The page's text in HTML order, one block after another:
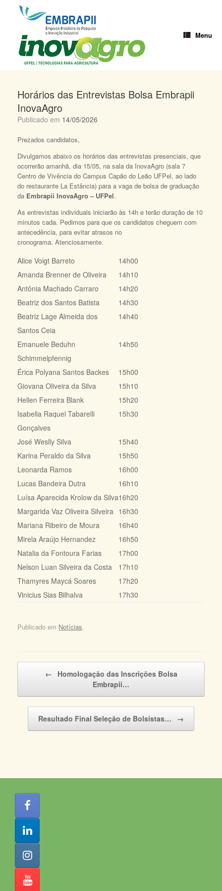
Menu
Horários das Entrevistas Bolsa Embrapii
InovaAgro
Publicado em 14/05/2026
Prezados candidatos,
Divulgamos abaixo os horários das entrevistas presenciais, que
ocorrerão amanhã, dia 15/05, na sala da InovaAgro (sala 7
Centro de Vivência do Campus Capão do Leão UFPel, ao lado
do restaurante La Estância) para a vaga de bolsa de graduação
da Embrapii InovaAgro – UFPel.
As entrevistas individuais iniciarão às 14h e terão duração de 10
minutos cada. Pedimos para que os candidatos cheguem com
antecedência, para evitar atrasos no
cronograma. Atenciosamente.
Alice Voigt Barreto
14h00
Amanda Brenner de Oliveira
14h10
Antônia Machado Carraro
14h20
Beatriz dos Santos Batista
14h30
Beatriz Lage Almeida dos
Santos Ceia
14h40
Emanuele Beduhn
Schimmelpfennig
14h50
Érica Polyana Santos Backes
15h00
Giovana Oliveira da Silva
15h10
Hellen Ferreira Blank
15h20
Isabella Raquel Tabarelli
Gonçalves
15h30
José Weslly Silva
15h40
Karina Peraldo da Silva
15h50
Leonarda Ramos
16h00
Lucas Bandeira Dutra
16h10
Luísa Aparecida Krolow da Silva16h20
Margarida Vaz Oliveira Silveira 16h30
Mariana Ribeiro de Moura
16h40
Mirela Araújo Hernandez
16h50
Natalia da Fontoura Farias
17h00
Nelson Luan Silveira da Costa
17h10
Thamyres Maycá Soares
17h20
Vinicius Sias Bilhalva
17h30
Publicado em Notícias.
←
Homologação das Inscrições Bolsa
Embrapii…
Resultado Final Seleção de Bolsistas… →